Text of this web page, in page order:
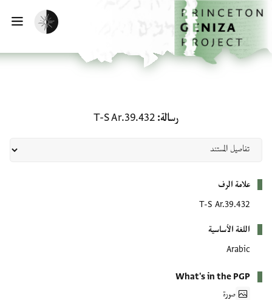
إلى المحتوى الرئيسي
الرئيسية
تفعيل الوضع المظلم
رسالة T-S Ar.39.432
علامة الرف
T-S Ar.39.432
اللغة الأساسية
Arabic
What's in the PGP
صورة